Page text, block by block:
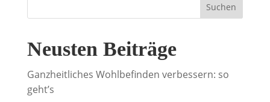
Suchen
Neusten Beiträge
Ganzheitliches Wohlbefinden verbessern: so
geht’s